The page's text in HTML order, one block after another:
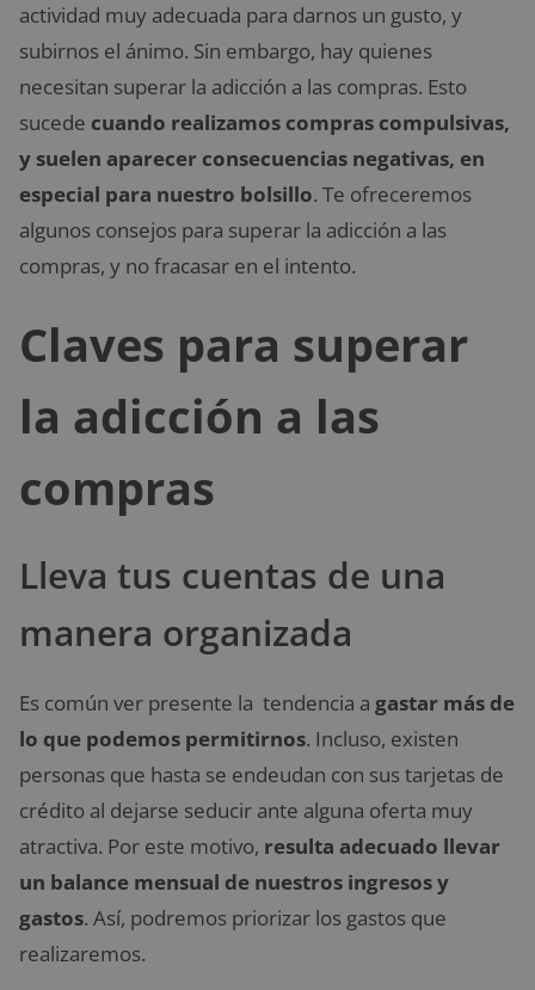
actividad muy adecuada para darnos un gusto, y
subirnos el ánimo. Sin embargo, hay quienes
necesitan superar la adicción a las compras. Esto
sucede cuando realizamos compras compulsivas,
y suelen aparecer consecuencias negativas, en
especial para nuestro bolsillo. Te ofreceremos
algunos consejos para superar la adicción a las
compras, y no fracasar en el intento.
Claves para superar
la adicción a las
compras
Lleva tus cuentas de una
manera organizada
Es común ver presente la tendencia a gastar más de
lo que podemos permitirnos. Incluso, existen
personas que hasta se endeudan con sus tarjetas de
crédito al dejarse seducir ante alguna oferta muy
atractiva. Por este motivo, resulta adecuado llevar
un balance mensual de nuestros ingresos y
gastos. Así, podremos priorizar los gastos que
realizaremos.